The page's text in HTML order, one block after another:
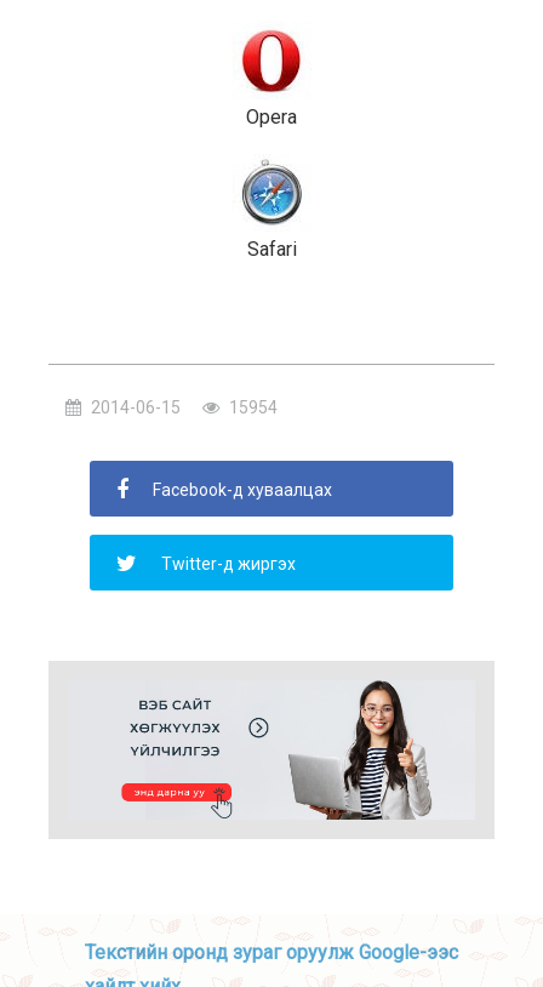
Opera
Safari
2014-06-15 15954
Facebook-д хуваалцах
Twitter-д жиргэх
Текстийн оронд зураг оруулж Google-ээс